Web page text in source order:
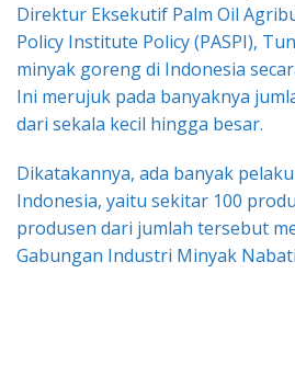
Direktur Eksekutif Palm Oil
Policy Institute Policy (PASPI),
minyak goreng di Indonesia
Ini merujuk pada banyaknya
dari sekala kecil hingga besar.
Dikatakannya, ada banyak
Indonesia, yaitu sekitar 100
produsen dari jumlah tersebut
Gabungan Industri Minyak